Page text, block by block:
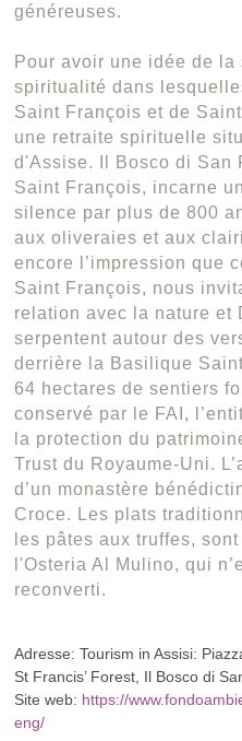
généreuses.
Pour avoir une idée de
spiritualité dans
Saint François et de
une retraite spirituelle
d'Assise. Il Bosco di San
Saint François, incarne
silence par plus de 800
aux oliveraies et aux
encore l’impression que
Saint François, nous
relation avec la nature et
serpentent autour des
derrière la Basilique
64 hectares de sentiers
conservé par le FAI,
la protection du
Trust du Royaume-Uni.
d’un monastère
Croce. Les plats
les pâtes aux truffes,
l'Osteria Al Mulino, qui
reconverti.
Adresse: Tourism in Assisi:
St Francis’ Forest, Il Bosco di
Site web: https://
eng/